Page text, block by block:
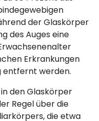
der Glaskörper
des Auges eine
Erkrankungen
entfernt werden.
den Glaskörper
Regel über die
die etwa